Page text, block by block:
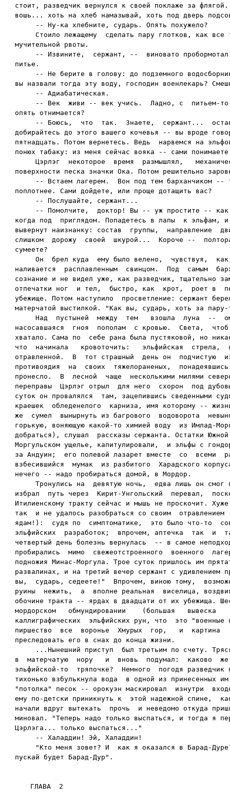
стоит, разведчик вернулся к своей поклаже за
вошь... хоть на хлеб намазывай, хоть под дверь
     -- Ну-ка хлебните, сударь. Опять похужело?
Стоило лежащему  сделать пару глотков, как все
мучительной рвоты.
-- Извините,  сержант, --  виновато
питье.
-- Не берите в голову: до подземного
вы назвали тогда эту воду, господин военлекарь?
     -- Адиабатическая.
-- Век  живи -- век учись.  Ладно, с  питьем-
опять отнимается?
-- Боюсь,  что  так.  Знаете,  сержант...
добирайтесь до этого вашего кочевья -- вы вроде
пятнадцать. Потом вернетесь. Ведь  нарвемся на
понюх табаку: из меня сейчас вояка -- сами
Цэрлэг  некоторое  время  размышлял,
поверхности песка значки Ока. Потом решительно
-- Встаем лагерем.  Вон под тем барханчиком --
поплотнее. Сами дойдете, или проще дотащить вас?
     -- Послушайте, сержант...
-- Помолчите,  доктор! Вы -- уж простите --
когда под  приглядом. Попадетесь в лапы  к эльфам, и
вывернут наизнанку: состав  группы,  направление
слишком  дорожу  своей  шкурой...  Короче --
сумеете?
Он  брел куда  ему было велено,  чувствуя,
наливается  расплавленным  свинцом.  Под  самым
сознание и не видел уже, как разведчик, тщательно
отпечатки ног  и тел,  быстро, как  крот,  роет в
убежище. Потом наступило  просветление: сержант
матерчатой выстилкой. "Как вы, сударь, хоть за пару-
Над  пустыней  между  тем   взошла  луна  --
насосавшаяся  гноя  пополам  с кровью.  Света,
хватало. Сама по  себе рана была пустяковой, но
что  начинала   кровоточить:   эльфийская  стрела,
отравленной.  В  тот страшный  день он  подчистую
противоядия  на  своих  тяжелораненых,
пронесло.  В  лесной  чаще  несколькими милями
переправы  Цэрлэг отрыл  для него  схорон  под
суток он провалялся  там, зацепившись сведенными
краешек  обледенелого  карниза, имя которому --
же  сумел  вынырнуть из багрового  водоворота
горькую, воняющую какой-то химией воду  из Имлад-
добраться), слушал  рассказы сержанта. Остатки
Моргульском ущелье, капитулировали,  и эльфы с
за Андуин;  его полевой лазарет вместе  со  всеми
взбесившийся  мумак  из разбитого  Харадского
нечего -- надо пробираться домой, в Мордор.
Тронулись на  девятую ночь,  едва лишь он смог
избрал  путь через  Кирит-Унгольский  перевал,
Итилиенскому тракту сейчас и мышь не проскочит.
так  и не удалось разобраться со своим
ядам!):  судя по  симптоматике,  это было что-то
эльфийских  разработок;  впрочем, аптечка  так  и
четвертый день болезнь вернулась  -- в самое
пробирались  мимо  свежеотстроенного  военного
подножия Минас-Моргула. Трое суток пришлось им
развалинах, и на третий вечер сержант с удивлением
вы,  сударь, седеете!"  Впрочем, виною тому,
руины  нежить,  а  вполне реальная  виселица,
обочине тракта -- ярдах в двадцати от их убежища.
мордорском   обмундировании    (большая   вывеска
каллиграфических  эльфийских рун, что  это "военные
пиршество  все  воронье  Хмурых  гор,   и  картина
преследовать его в снах до конца жизни.
...Нынешний приступ  был третьим по счету.
в  матерчатую  нору   и  вновь  подумал:  каково
эльфийской-то  тряпочке?  Немного  погодя разведчик
тихонько взбулькнула вода  в одной из принесенных
"потолка" песок -- орокуэн маскировал  изнутри
ему по-детски приникнуть к  этой надежной спине,
начали вдруг вытекать  прочь  и неведомо откуда
миновал. "Теперь надо только выспаться, и тогда я
Цэрлэга... только выспаться..."
     -- Халаддин! Эй, Халаддин!
"Кто меня зовет? И  как я оказался в Барад-